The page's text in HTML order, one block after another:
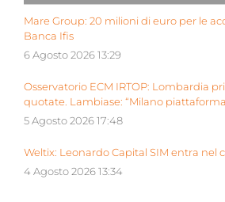
Mare Group: 20 milioni di euro per le
Banca Ifis
6 Agosto 2026 13:29
Osservatorio ECM IRTOP: Lombardia
quotate. Lambiase: “Milano
5 Agosto 2026 17:48
Weltix: Leonardo Capital SIM entra nel
4 Agosto 2026 13:34